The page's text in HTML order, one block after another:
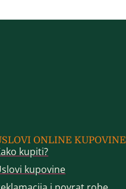
ONLINE KUPOVINE
kupiti?
kupovine